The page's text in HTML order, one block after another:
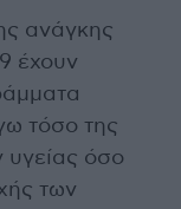
ανάγκης
έχουν
τόσο της
όσο
των